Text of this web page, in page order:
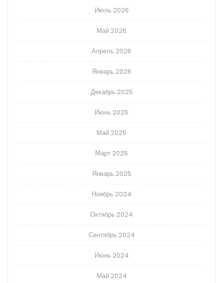
Июль 2026
Май 2026
Апрель 2026
Январь 2026
Декабрь 2025
Июнь 2025
Май 2025
Март 2025
Январь 2025
Ноябрь 2024
Октябрь 2024
Сентябрь 2024
Июнь 2024
Май 2024